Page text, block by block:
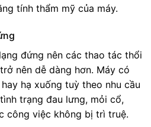
tính thẩm mỹ của máy.
đứng nên các thao tác thổi
nên dễ dàng hơn. Máy có
hạ xuống tuỳ theo nhu cầu
trạng đau lưng, mỏi cổ,
công việc không bị trì truệ.